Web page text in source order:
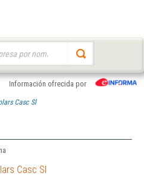
Información ofrecida por
Casc Sl
Casc Sl